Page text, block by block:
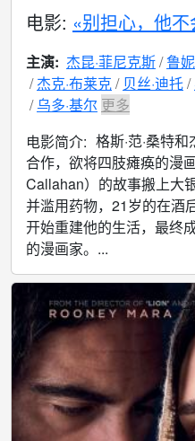
电影: «别担心，他
主演: 杰昆·菲尼克斯 鲁
杰克·布莱克
贝丝·迪托
乌多·基尔 更多
电影简介: 格斯·范·桑特
合作，欲将四肢瘫痪的漫
Callahan）的故事搬上大
并滥用药物，21岁的在酒
开始重建他的生活，最终
的漫画家。...